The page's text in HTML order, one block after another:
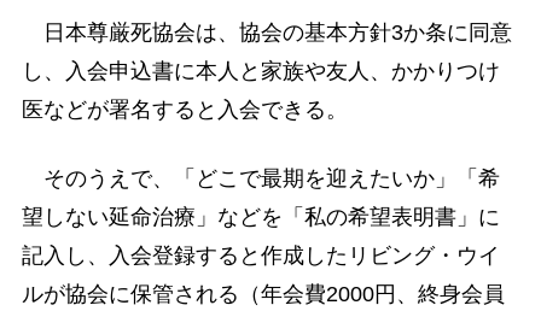
日本尊厳死協会は、協会の基本方針3か条に同意
し、入会申込書に本人と家族や友人、かかりつけ
医などが署名すると入会できる。
そのうえで、「どこで最期を迎えたいか」「希
望しない延命治療」などを「私の希望表明書」に
記入し、入会登録すると作成したリビング・ウイ
ルが協会に保管される（年会費2000円、終身会員